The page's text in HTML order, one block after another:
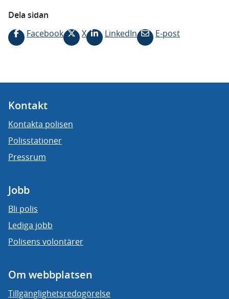
Dela sidan
Facebook
X LinkedIn E-post
Kontakt
Kontakta polisen
Polisstationer
Pressrum
Jobb
Bli polis
Lediga jobb
Polisens volontärer
Om webbplatsen
Tillgänglighetsredogörelse